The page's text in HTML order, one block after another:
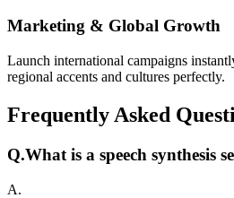
Marketing & Global Growth
Launch international campaigns
regional accents and cultures perfectly.
Frequently Asked
Q.What is a speech synthesis
A.